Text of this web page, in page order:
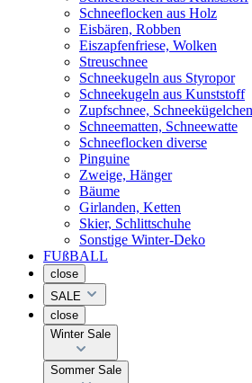
Schneeflocken aus Holz
Eisbären, Robben
Eiszapfenfriese, Wolken
Streuschnee
Schneekugeln aus Styropor
Schneekugeln aus Kunststoff
Zupfschnee, Schneekügelchen
Schneematten, Schneewatte
Schneeflocken diverse
Pinguine
Zweige, Hänger
Bäume
Girlanden, Ketten
Skier, Schlittschuhe
Sonstige Winter-Deko
FUßBALL
close
SALE
close
Winter Sale
Sommer Sale